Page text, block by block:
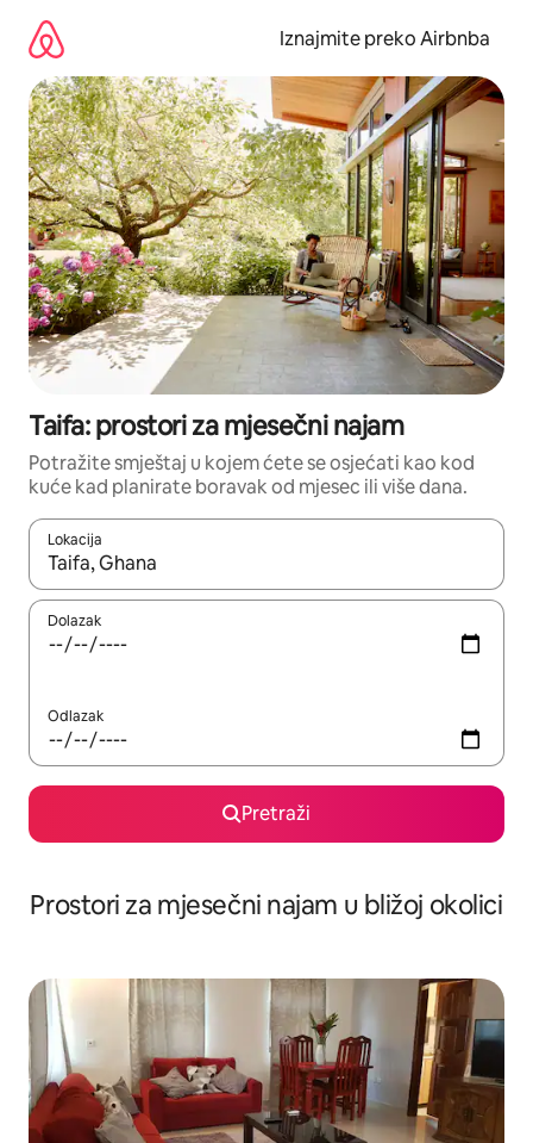
sadržaj
Iznajmite preko Airbnba
Taifa: prostori za mjesečni najam
Potražite smještaj u kojem ćete se osjećati kao kod
kuće kad planirate boravak od mjesec ili više dana.
Lokacija
Kada budu dostupni rezultati, moći ćete ih pregledati
Dolazak
Odlazak
Pretraži
Prostori za mjesečni najam u bližoj okolici